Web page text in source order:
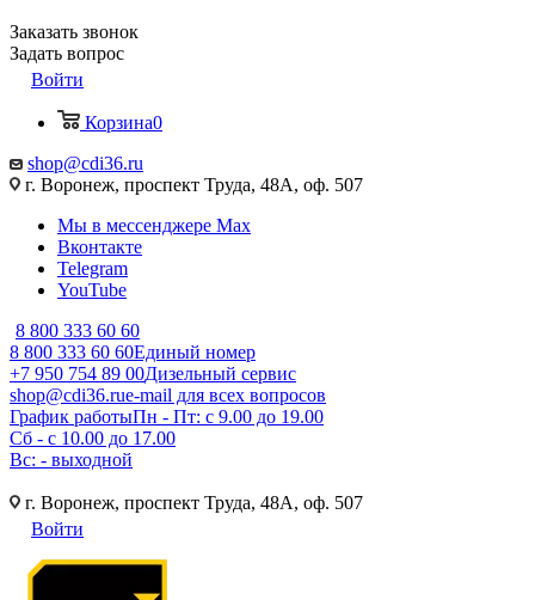
Заказать звонок
Задать вопрос
Войти
Корзина0
shop@cdi36.ru
г. Воронеж, проспект Труда, 48А, оф. 507
Мы в мессенджере Max
Вконтакте
Telegram
YouTube
8 800 333 60 60
8 800 333 60 60Единый номер
+7 950 754 89 00Дизельный сервис
shop@cdi36.rue-mail для всех вопросов
График работыПн - Пт: с 9.00 до 19.00
Сб - с 10.00 до 17.00
Вс: - выходной
г. Воронеж, проспект Труда, 48А, оф. 507
Войти